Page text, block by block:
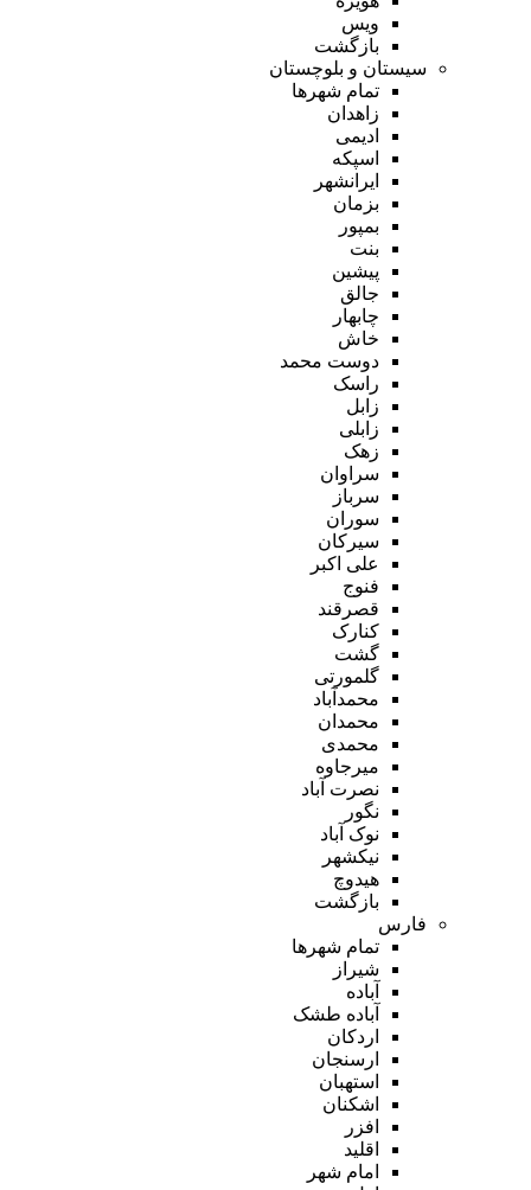
ویس
بازگشت
سیستان و بلوچستان
تمام شهر‌ها
زاهدان
ادیمی
اسپکه
ایرانشهر
بزمان
بمپور
بنت
پیشین
جالق
چابهار
خاش
دوست محمد
راسک
زابل
زابلی
زهک
سراوان
سرباز
سوران
سیرکان
علی اکبر
فنوج
قصرقند
کنارک
گشت
گلمورتی
محمدآباد
محمدان
محمدی
میرجاوه
نصرت آباد
نگور
نوک آباد
نیکشهر
هیدوچ
بازگشت
فارس
تمام شهر‌ها
شیراز
آباده
آباده طشک
اردکان
ارسنجان
استهبان
اشکنان
افزر
اقلید
امام شهر